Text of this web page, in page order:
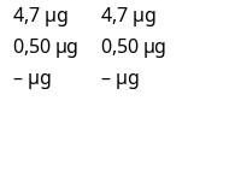
4,7 µg
4,7 µg
0,50 µg
0,50 µg
– µg
– µg